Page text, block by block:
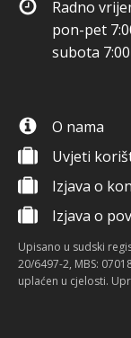
Radno
pon-pet
subota
O nama
Uvjeti
Izjava o
Izjava o
Upisano u sudski
20/6497-2, MBS:
uplaćen u cjelosti.